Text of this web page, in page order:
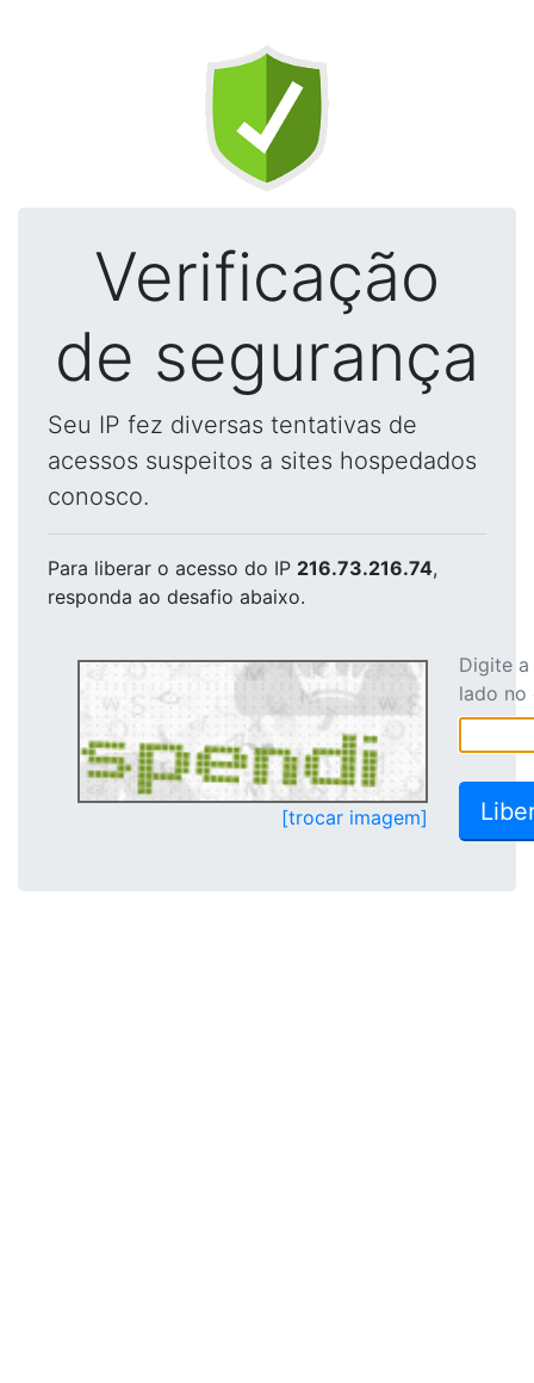
Verificação
de segurança
Seu IP fez diversas tentativas de
acessos suspeitos a sites hospedados
conosco.
Para liberar o acesso do IP 216.73.216.74,
responda ao desafio abaixo.
[trocar imagem]
Digite
lado no